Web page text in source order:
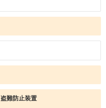
盗難防止装置